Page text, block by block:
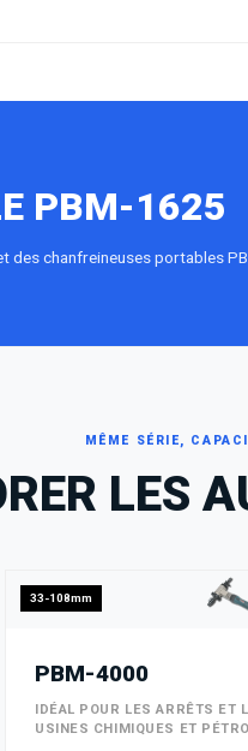
PBM-1625
des chanfreineuses portables
MÊME SÉRIE,
LES
33-108mm
PBM-4000
IDÉAL POUR LES ARRÊTS ET
USINES CHIMIQUES ET